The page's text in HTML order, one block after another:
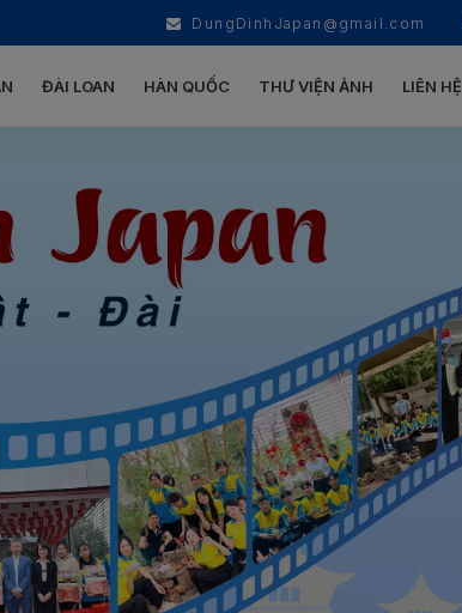
DungDinhJapan@gmail.com
ĐÀI LOAN HÀN QUỐC THƯ VIỆN ẢNH LIÊN HỆ